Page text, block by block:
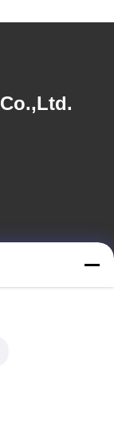
de Nansha, 167